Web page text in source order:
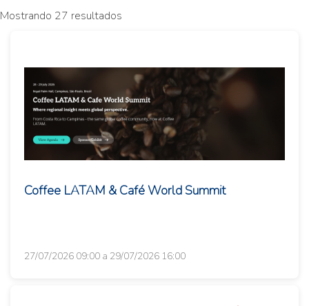
Mostrando 27 resultados
Coffee LATAM & Café World Summit
27/07/2026 09:00 a 29/07/2026 16:00